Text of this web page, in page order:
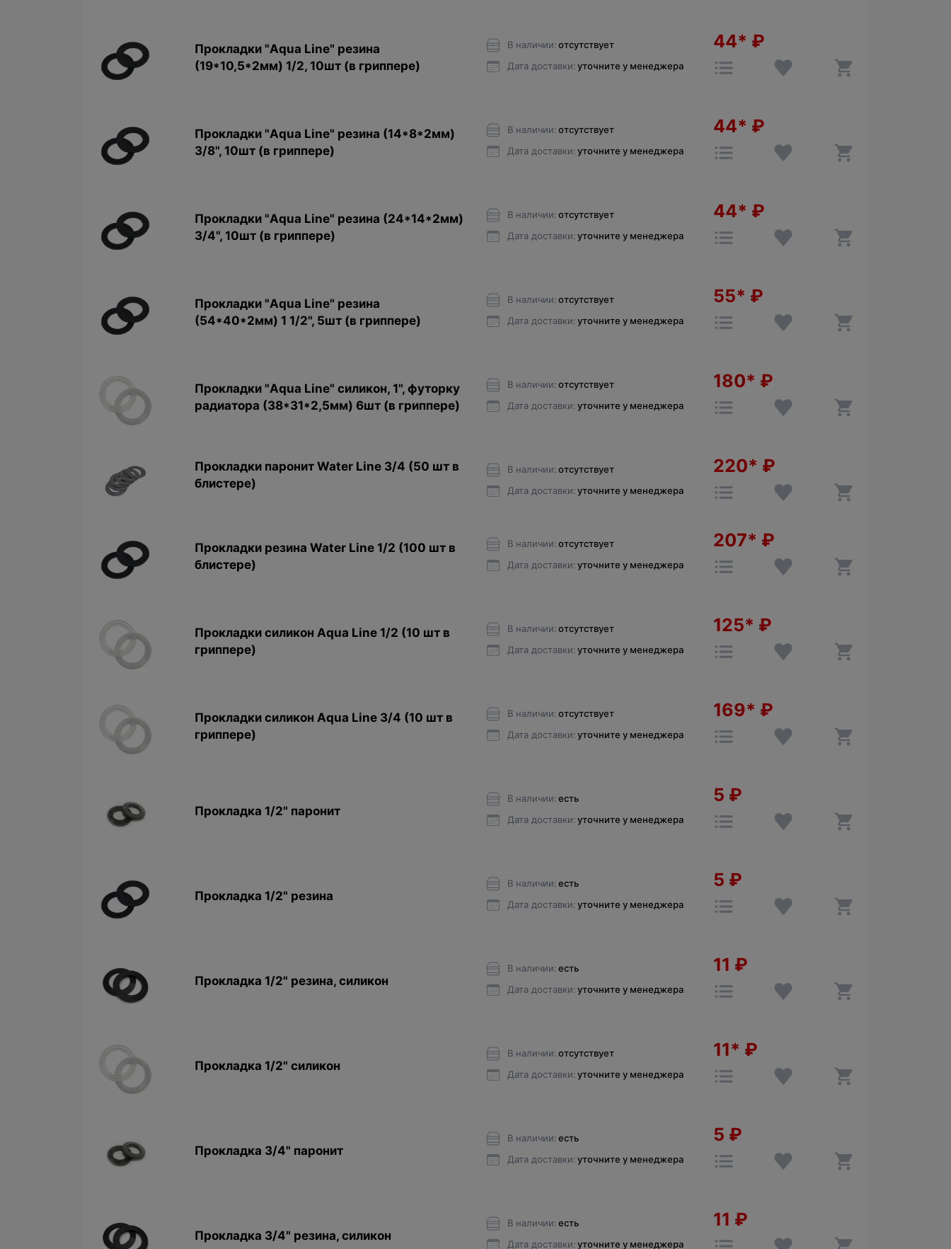
Прокладки "Aqua Line" резина
(19*10,5*2мм) 1/2, 10шт (в гриппере)
В наличии: отсутствует
Дата доставки: уточните у менеджера
44* ₽
Прокладки "Aqua Line" резина (14*8*2мм)
3/8", 10шт (в гриппере)
В наличии: отсутствует
Дата доставки: уточните у менеджера
44* ₽
Прокладки "Aqua Line" резина (24*14*2мм)
3/4", 10шт (в гриппере)
В наличии: отсутствует
Дата доставки: уточните у менеджера
44* ₽
Прокладки "Aqua Line" резина
(54*40*2мм) 1 1/2", 5шт (в гриппере)
В наличии: отсутствует
Дата доставки: уточните у менеджера
55* ₽
Прокладки "Aqua Line" силикон, 1", футорку
радиатора (38*31*2,5мм) 6шт (в гриппере)
В наличии: отсутствует
Дата доставки: уточните у менеджера
180* ₽
Прокладки паронит Water Line 3/4 (50 шт в
блистере)
В наличии: отсутствует
Дата доставки: уточните у менеджера
220* ₽
Прокладки резина Water Line 1/2 (100 шт в
блистере)
В наличии: отсутствует
Дата доставки: уточните у менеджера
207* ₽
Прокладки силикон Aqua Line 1/2 (10 шт в
гриппере)
В наличии: отсутствует
Дата доставки: уточните у менеджера
125* ₽
Прокладки силикон Aqua Line 3/4 (10 шт в
гриппере)
В наличии: отсутствует
Дата доставки: уточните у менеджера
169* ₽
Прокладкa 1/2" паронит
В наличии: есть
Дата доставки: уточните у менеджера
5 ₽
Прокладкa 1/2" резина
В наличии: есть
Дата доставки: уточните у менеджера
5 ₽
Прокладкa 1/2" резина, силикон
В наличии: есть
Дата доставки: уточните у менеджера
11 ₽
Прокладкa 1/2" силикон
В наличии: отсутствует
Дата доставки: уточните у менеджера
11* ₽
Прокладкa 3/4" паронит
В наличии: есть
Дата доставки: уточните у менеджера
5 ₽
Прокладкa 3/4" резина, силикон
В наличии: есть
Дата доставки: уточните у менеджера
11 ₽